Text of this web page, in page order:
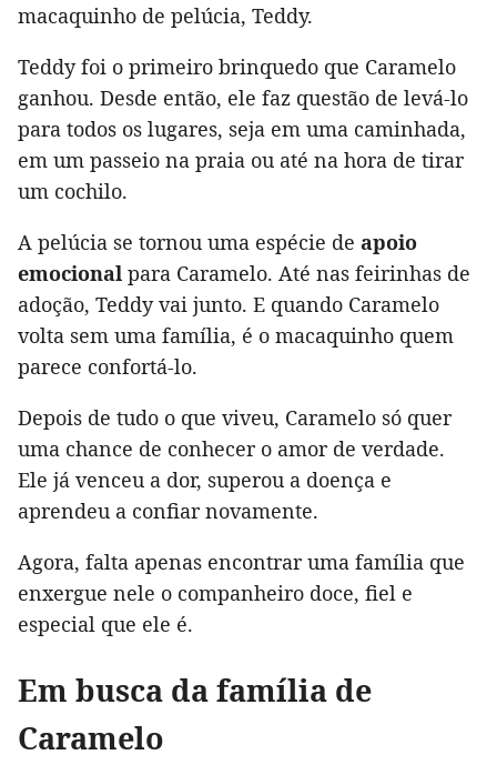
macaquinho de pelúcia, Teddy.
Teddy foi o primeiro brinquedo que Caramelo
ganhou. Desde então, ele faz questão de levá-lo
para todos os lugares, seja em uma caminhada,
em um passeio na praia ou até na hora de tirar
um cochilo.
A pelúcia se tornou uma espécie de apoio
emocional para Caramelo. Até nas feirinhas de
adoção, Teddy vai junto. E quando Caramelo
volta sem uma família, é o macaquinho quem
parece confortá-lo.
Depois de tudo o que viveu, Caramelo só quer
uma chance de conhecer o amor de verdade.
Ele já venceu a dor, superou a doença e
aprendeu a confiar novamente.
Agora, falta apenas encontrar uma família que
enxergue nele o companheiro doce, fiel e
especial que ele é.
Em busca da família de
Caramelo